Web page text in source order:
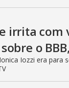
irrita com
o
Iozzi era para